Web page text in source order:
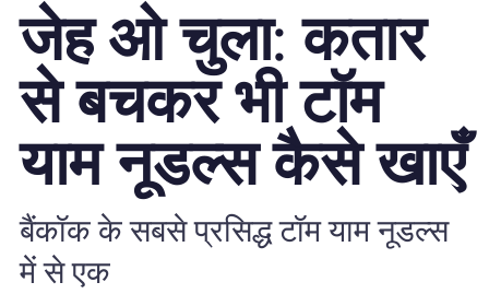
दुकान की योजना
ई-सिम के बारे में
खानाबदोश eSIM क्यों
जेह ओ चुला: कतार
से बचकर भी टॉम
याम नूडल्स कैसे खाएँ
बैंकॉक के सबसे प्रसिद्ध टॉम याम नूडल्स
में से एक